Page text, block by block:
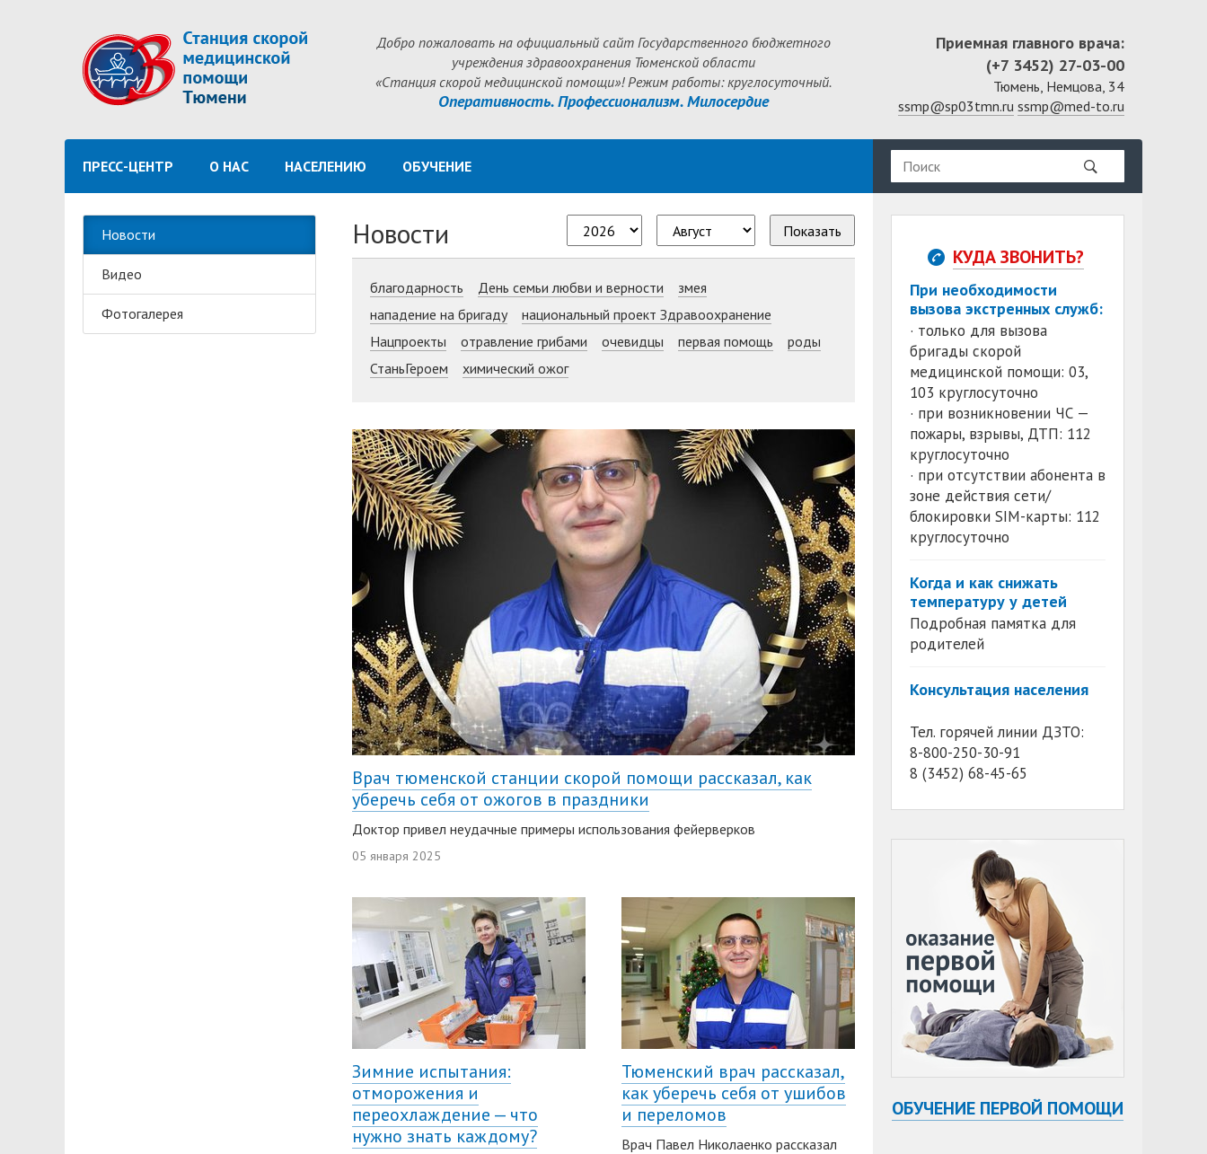
Добро пожаловать на официальный сайт Государственного бюджетного
учреждения здравоохранения Тюменской области
«Станция скорой медицинской помощи»! Режим работы: круглосуточный.
Оперативность. Профессионализм. Милосердие
Приемная главного врача:
(+7 3452) 27-03-00
Тюмень, Немцова, 34
ssmp@sp03tmn.ru ssmp@med-to.ru
ПРЕСС-ЦЕНТР О НАС НАСЕЛЕНИЮ ОБУЧЕНИЕ
Новости
Видео
Фотогалерея
Новости Показать
благодарность День семьи любви и верности
змея
нападение на бригаду
национальный проект Здравоохранение
Нацпроекты
отравление грибами очевидцы первая помощь
роды
СтаньГероем
химический ожог
Врач тюменской станции скорой помощи рассказал, как
уберечь себя от ожогов в праздники
Доктор привел неудачные примеры использования фейерверков
05 января 2025
Зимние испытания:
отморожения и
переохлаждение — что
нужно знать каждому?
Тюменский врач рассказал,
как уберечь себя от ушибов
и переломов
Врач Павел Николаенко рассказал
КУДА ЗВОНИТЬ?
При необходимости
вызова экстренных служб:
· только для вызова
бригады скорой
медицинской помощи: 03,
103 круглосуточно
· при возникновении ЧС —
пожары, взрывы, ДТП: 112
круглосуточно
· при отсутствии абонента в
зоне действия сети/
блокировки SIM-карты: 112
круглосуточно
Когда и как снижать
температуру у детей
Подробная памятка для
родителей
Консультация населения
Тел. горячей линии ДЗТО:
8-800-250-30-91
8 (3452) 68-45-65
ОБУЧЕНИЕ ПЕРВОЙ ПОМОЩИ